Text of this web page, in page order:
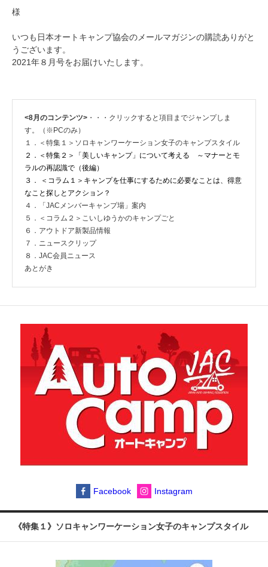
様
いつも日本オートキャンプ協会のメールマガジンの購読ありがと
うございます。
2021年８月号をお届けいたします。
<8月のコンテンツ> ・・・クリックすると項目までジャンプしま
す。（※PCのみ）
１．＜特集１＞ソロキャンワーケーション女子のキャンプスタイル
２．＜特集２＞「美しいキャンプ」について考える ～マナーとモ
ラルの再認識で（後編）
３． ＜コラム１＞キャンプを仕事にするために必要なことは、得意
なこと探しとアクション？
４．「JACメンバーキャンプ場」案内
５．＜コラム２＞こいしゆうかのキャンプごと
６．アウトドア新製品情報
７．ニュースクリップ
８．JAC会員ニュース
あとがき
Facebook Instagram
《特集１》ソロキャンワーケーション女子のキャンプスタイル